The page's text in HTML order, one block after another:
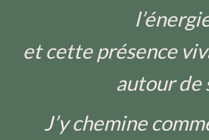
et cette présence
autour de
J’y chemine